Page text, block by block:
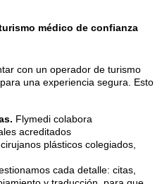
médico de confianza
con un operador de turismo
una experiencia segura. Esto
Flymedi colabora
acreditados
plásticos colegiados,
cada detalle: citas,